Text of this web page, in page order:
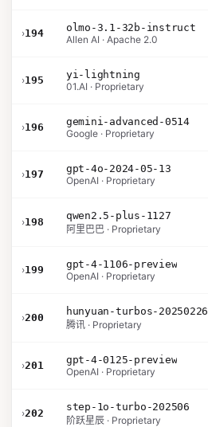
›194
olmo-3.1-32b-instruct
Allen AI · Apache 2.0
›195
yi-lightning
01.AI · Proprietary
›196
gemini-advanced-0514
Google · Proprietary
›197
gpt-4o-2024-05-13
OpenAI · Proprietary
›198
qwen2.5-plus-1127
阿里巴巴 · Proprietary
›199
gpt-4-1106-preview
OpenAI · Proprietary
›200
hunyuan-turbos-20250226
腾讯 · Proprietary
›201
gpt-4-0125-preview
OpenAI · Proprietary
›202
step-1o-turbo-202506
阶跃星辰 · Proprietary